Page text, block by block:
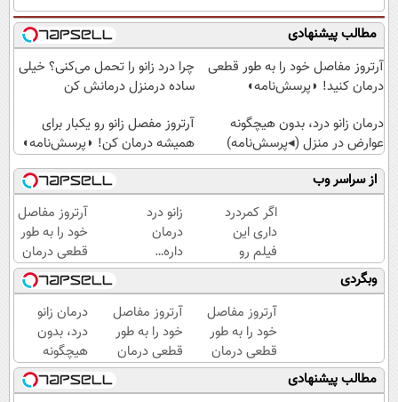
مطالب پیشنهادی
آرتروز مفاصل خود را به طور قطعی
درمان کنید! ◗پرسش‌نامه◖
چرا درد زانو را تحمل می‌کنی؟ خیلی
ساده درمنزل درمانش کن
درمان زانو درد، بدون هیچگونه
عوارض در منزل (◂پرسش‌نامه)
آرتروز مفصل زانو رو یکبار برای
همیشه درمان کن! ◗پرسش‌نامه◖
از سراسر وب
اگر کمردرد
داری این
فیلم رو
ببین!
◗پرسش‌نامه
رو پر کن◖
زانو درد
درمان
داره…
چرا
هنوز
داری
بهش
ظلم
می‌کنی؟
آرتروز مفاصل
خود را به طور
قطعی درمان
کنید!
◗پرسش‌نامه◖
وبگردی
آرتروز مفاصل
خود را به طور
قطعی درمان
کنید!
◗پرسش‌نامه◖
آرتروز مفاصل
خود را به طور
قطعی درمان
کنید!
◂پرسش‌نامه▸
درمان زانو
درد، بدون
هیچگونه
عوارض در
منزل
مطالب پیشنهادی